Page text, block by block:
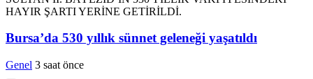
Bursa’da 530 yıllık sünnet geleneği yaşatıldı
Genel 3 saat önce